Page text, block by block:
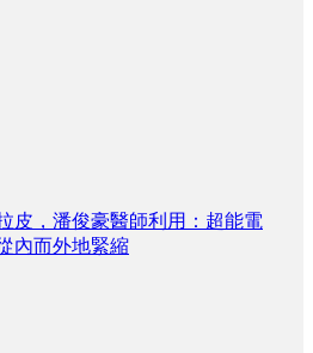
皮，潘俊豪醫師利用：超能電
內而外地緊縮